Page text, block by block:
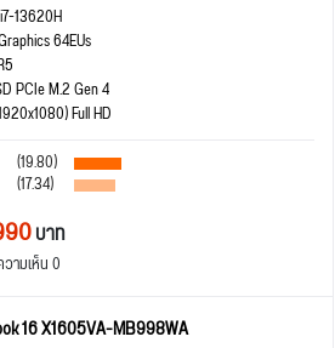
13620H
64EUs
PCIe M.2 Gen 4
Full HD
(19.80)
(17.34)
บาท
ามเห็น 0
16 X1605VA-MB998WA